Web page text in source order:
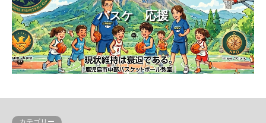
バスケ 応援